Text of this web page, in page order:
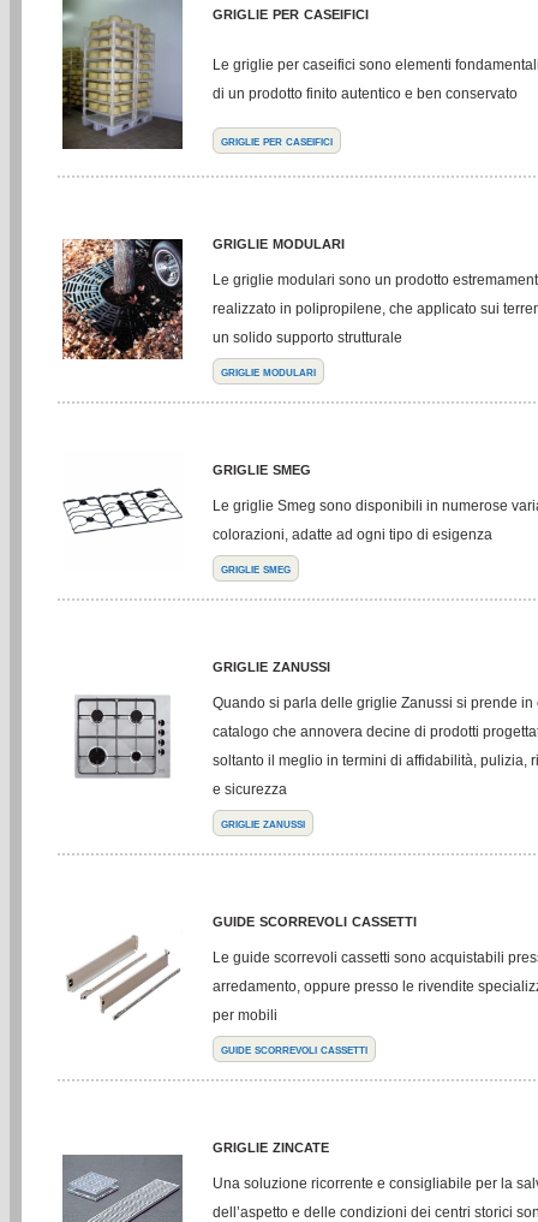
griglie per caseifici
Le griglie per caseifici sono elementi
di un prodotto finito autentico e ben conservato
griglie per caseifici
griglie modulari
Le griglie modulari sono un prodotto
realizzato in polipropilene, che applicato sui
un solido supporto strutturale
griglie modulari
griglie smeg
Le griglie Smeg sono disponibili in numerose
colorazioni, adatte ad ogni tipo di esigenza
griglie smeg
griglie zanussi
Quando si parla delle griglie Zanussi si prende
catalogo che annovera decine di prodotti
soltanto il meglio in termini di affidabilità, pulizia,
e sicurezza
griglie zanussi
guide scorrevoli cassetti
Le guide scorrevoli cassetti sono acquistabili
arredamento, oppure presso le rivendite
per mobili
guide scorrevoli cassetti
griglie zincate
Una soluzione ricorrente e consigliabile per la
dell’aspetto e delle condizioni dei centri storici